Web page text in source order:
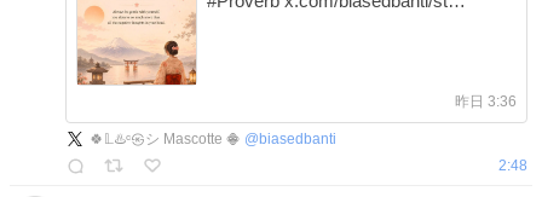
昨日 3:36
🍀𝕃♨️ᶜ㉿シ Mascotte 𖠁 @biasedbanti
2:48